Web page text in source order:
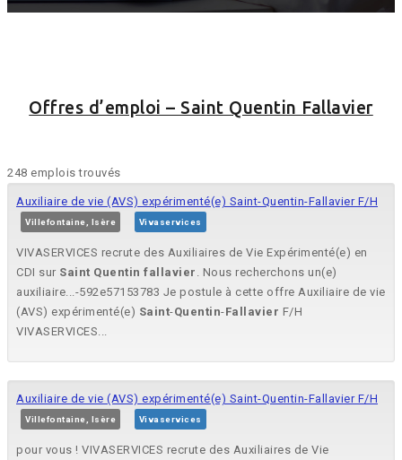
Offres d’emploi – Saint Quentin Fallavier
248 emplois trouvés
Auxiliaire de vie (AVS) expérimenté(e) Saint-Quentin-Fallavier F/H
Villefontaine, Isère Vivaservices
VIVASERVICES recrute des Auxiliaires de Vie Expérimenté(e) en
CDI sur Saint Quentin fallavier . Nous recherchons un(e)
auxiliaire...-592e57153783 Je postule à cette offre Auxiliaire de vie
(AVS) expérimenté(e) Saint-Quentin-Fallavier F/H
VIVASERVICES...
Auxiliaire de vie (AVS) expérimenté(e) Saint-Quentin-Fallavier F/H
Villefontaine, Isère Vivaservices
pour vous ! VIVASERVICES recrute des Auxiliaires de Vie